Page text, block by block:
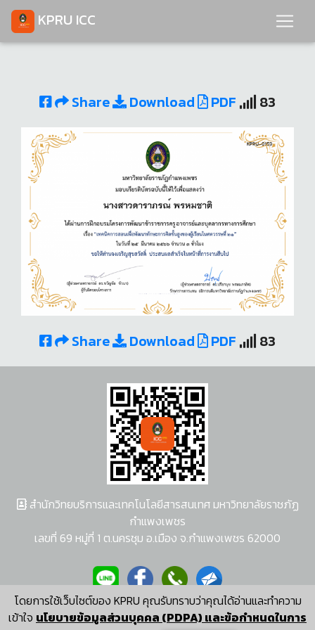
KPRU ICC
Share Download PDF 83
Share Download PDF 83
โดยการใช้เว็บไซต์ของ KPRU คุณรับทราบว่าคุณได้อ่านและทำความ
เข้าใจ นโยบายข้อมูลส่วนบุคคล (PDPA) และข้อกำหนดในการ
สำนักวิทยบริการและเทคโนโลยีสารสนเทศ มหาวิทยาลัยราชภัฏ
กำแพงเพชร
เลขที่ 69 หมู่ที่ 1 ต.นครชุม อ.เมือง จ.กำแพงเพชร 62000
ผู้พัฒนาระบบ อนุชา พวงผกา